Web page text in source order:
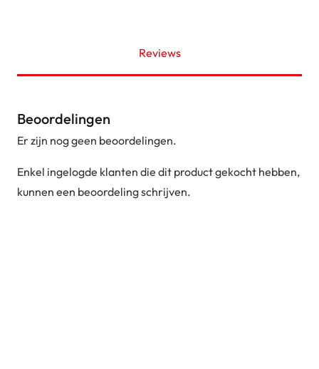
Reviews
Beoordelingen
Er zijn nog geen beoordelingen.
Enkel ingelogde klanten die dit product gekocht hebben,
kunnen een beoordeling schrijven.